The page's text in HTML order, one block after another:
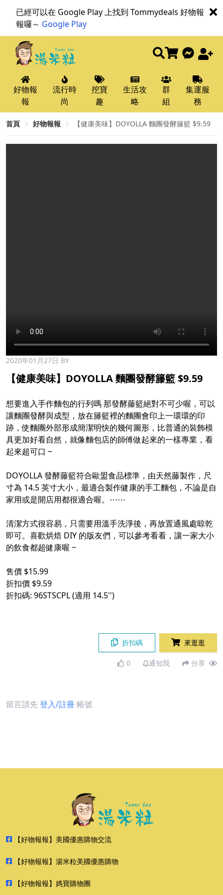
已經可以在 Google Play 上找到 Tommydeals 好物報
報囉～ Google Play
好物報
報
流行時
尚
挖寶
趣
生活攻
略
群
組
集運服
務
首頁 好物報報 【健康美味】DOYOLLA 麵團發酵籐籃 $9.59
2020年01月27日 BY
【健康美味】DOYOLLA 麵團發酵籐籃 $9.59
想要進入手作麵包的行列嗎 那發酵藤籃絕對不可少喔，可以
讓麵團發酵與成型，放在籐籃裡的麵團會印上一環環的印
跡，使麵團外部形成簡潔明快的幾何圖形，比普通的裝飾模
具更加好看自然，就像麵包店的師傅做起來的一樣專業，看
起來超可口 ~
DOYOLLA 發酵藤籃符合歐盟食品標準，由天然藤製作，尺
寸為 14.5 英寸大小，最適合製作健康的手工麵包，不論是自
家用或是開店用都很適合喔。⋯⋯
清潔方式很容易，只需要用溫手洗淨後，再放置通風處晾乾
即可。喜歡烘焙 DIY 的版友們，可以參考看看，讓一家大小
的飲食都超健康喔 ~
售價 $15.99
折扣價 $9.59
折扣碼: 96STSCPL (適用 14.5'')
折扣碼 來逛逛
0 通知我 分享
留言請先登入/註冊帳號
【好物報報】美國優惠購物交流
【好物報報】湯米粒美國優惠購物
【好物報報】媽寶購物團